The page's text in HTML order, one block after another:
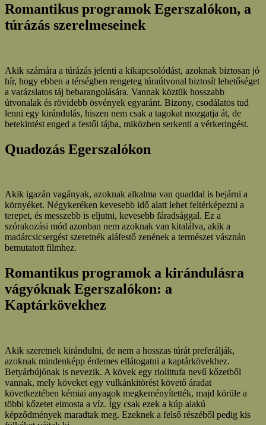
Romantikus programok Egerszalókon, a
túrázás szerelmeseinek
Akik számára a túrázás jelenti a kikapcsolódást, azoknak biztosan jó
hír, hogy ebben a térségben rengeteg túraútvonal biztosít lehetőséget
a varázslatos táj bebarangolására. Vannak köztük hosszabb
útvonalak és rövidebb ösvények egyaránt. Bizony, csodálatos tud
lenni egy kirándulás, hiszen nem csak a tagokat mozgatja át, de
betekintést enged a festői tájba, miközben serkenti a vérkeringést.
Quadozás Egerszalókon
Akik igazán vagányak, azoknak alkalma van quaddal is bejárni a
környéket. Négykeréken kevesebb idő alatt lehet feltérképezni a
terepet, és messzebb is eljutni, kevesebb fáradsággal. Ez a
szórakozási mód azonban nem azoknak van kitalálva, akik a
madárcsicsergést szeretnék aláfestő zenének a természet vásznán
bemutatott filmhez.
Romantikus programok a kirándulásra
vágyóknak Egerszalókon: a
Kaptárkövekhez
Akik szeretnek kirándulni, de nem a hosszas túrát preferálják,
azoknak mindenképp érdemes ellátogatni a kaptárkövekhez.
Betyárbújónak is nevezik. A kövek egy riolittufa nevű kőzetből
vannak, mely köveket egy vulkánkitörést követő áradat
következtében kémiai anyagok megkeményítették, majd körüle a
többi kőzetet elmosta a víz. Így csak ezek a kúp alakú
képződmények maradtak meg. Ezeknek a felső részéből pedig kis